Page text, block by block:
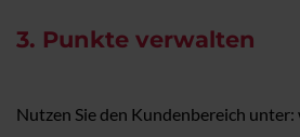
3. Punkte verwalten
Nutzen Sie den Kundenbereich